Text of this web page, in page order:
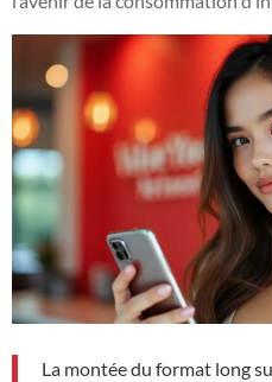
La montée du format long